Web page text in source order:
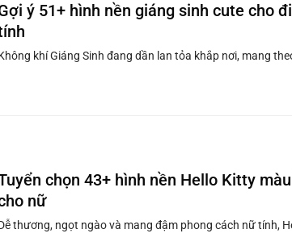
ý 51+ hình nền giáng sinh cute cho
khí Giáng Sinh đang dần lan tỏa khắp nơi, mang
chọn 43+ hình nền Hello Kitty
nữ
thương, ngọt ngào và mang đậm phong cách nữ tính,